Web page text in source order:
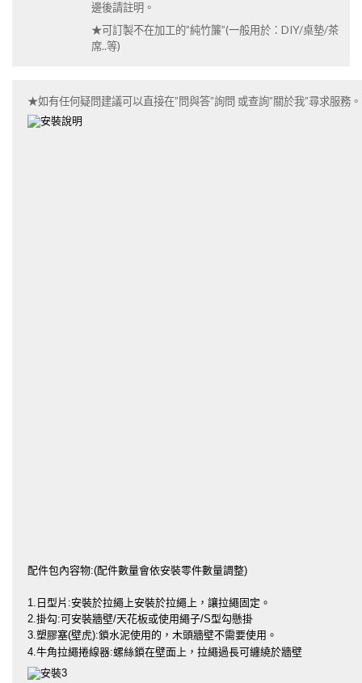
邊後請註明。
★可訂製不在加工的”純竹簾”(一般用於：DIY/桌墊/茶
席..等)
★如有任何疑問建議可以直接在”問與答”詢問 或查詢”關於我”尋求服務。
配件包內容物:(配件數量會依安裝零件數量調整)
1.日型片:安裝於拉繩上安裝於拉繩上，讓拉繩固定。
2.掛勾:可安裝牆壁/天花板或使用繩子/S型勾懸掛
3.塑膠塞(壁虎):鎖水泥使用的，木頭牆壁不需要使用。
4.牛角拉繩捲線器:螺絲鎖在壁面上，拉繩過長可纏繞於牆壁